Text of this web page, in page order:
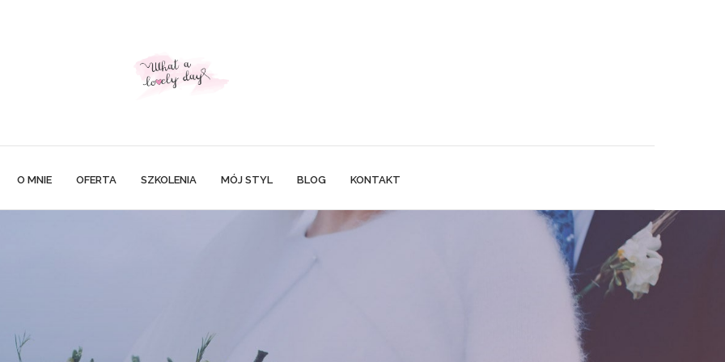
O MNIE OFERTA SZKOLENIA MÓJ STYL BLOG KONTAKT